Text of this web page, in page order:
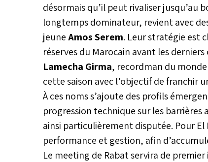
désormais qu’il peut rivaliser jusqu’au
longtemps dominateur, revient avec
jeuneAmos Serem. Leur stratégie est
réserves du Marocain avant les
Lamecha Girma, recordman du
cette saison avec l’objectif de franchir
À ces noms s’ajoute des profils
progression technique sur les barrières
ainsi particulièrement disputée. Pour
performance et gestion, afin
Le meeting de Rabat servira de